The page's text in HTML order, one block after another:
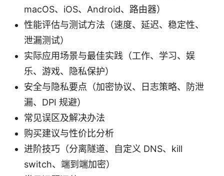
macOS、iOS、Android、路由器）
性能评估与测试方法（速度、延迟、稳定性、
泄漏测试）
实际应用场景与最佳实践（工作、学习、娱
乐、游戏、隐私保护）
安全与隐私要点（加密协议、日志策略、防泄
漏、DPI 规避）
常见误区及解决办法
购买建议与性价比分析
进阶技巧（分离隧道、自定义 DNS、kill
switch、端到端加密）